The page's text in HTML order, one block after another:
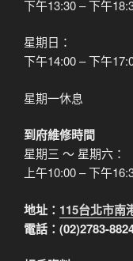
下午13:30 – 下午
星期日：
下午14:00 – 下午
星期一休息
到府維修時間
星期三 ～ 星期六：
上午10:00 – 下午
地址： 115台北市南
電話：(02)2783-